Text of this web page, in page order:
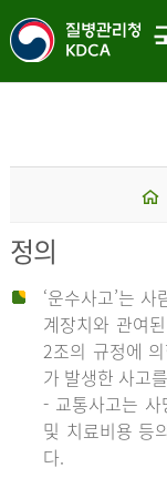
홈
정의
‘운수사고’는
계장치와 관여
2조의 규정에
가 발생한 사고
- 교통사고는
및 치료비용 등
다.